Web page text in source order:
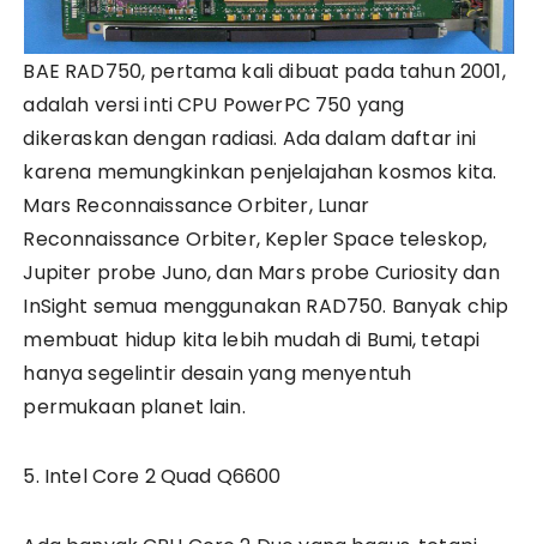
BAE RAD750, pertama kali dibuat pada tahun 2001,
adalah versi inti CPU PowerPC 750 yang
dikeraskan dengan radiasi. Ada dalam daftar ini
karena memungkinkan penjelajahan kosmos kita.
Mars Reconnaissance Orbiter, Lunar
Reconnaissance Orbiter, Kepler Space teleskop,
Jupiter probe Juno, dan Mars probe Curiosity dan
InSight semua menggunakan RAD750. Banyak chip
membuat hidup kita lebih mudah di Bumi, tetapi
hanya segelintir desain yang menyentuh
permukaan planet lain.
5. Intel Core 2 Quad Q6600